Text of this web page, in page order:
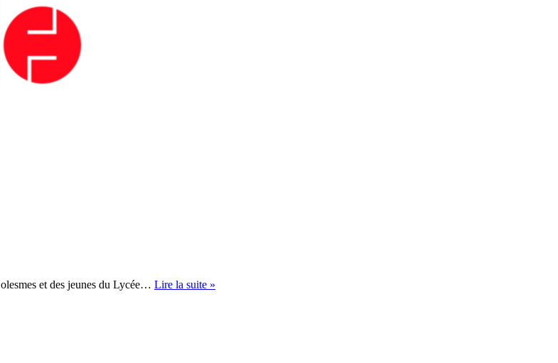
et des jeunes du Lycée… Lire la suite »